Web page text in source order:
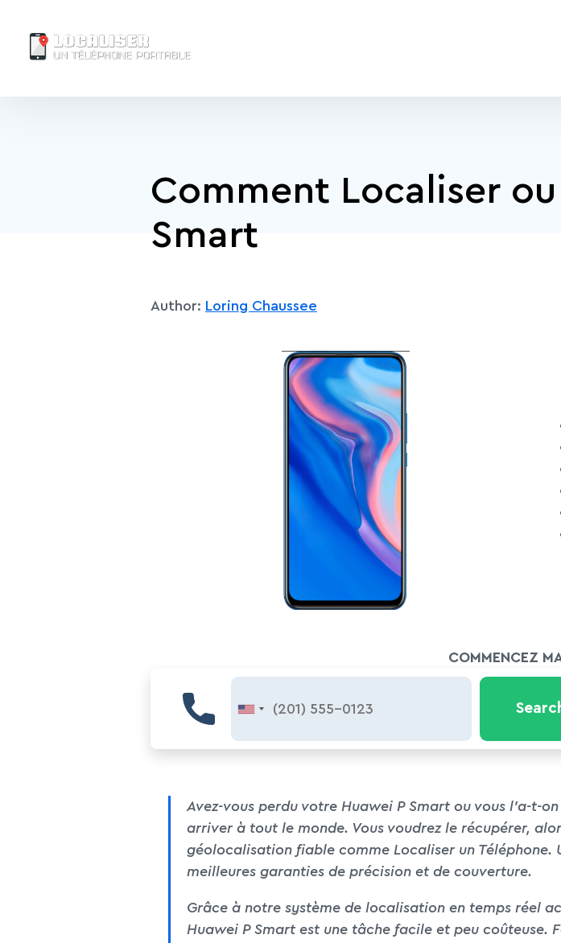
Comment Localiser
Smart
Author: Loring Chaussee
COMMENCEZ
Avez-vous perdu votre Huawei P Smart ou vous l’a-t-
arriver à tout le monde. Vous voudrez le récupérer,
géolocalisation fiable comme Localiser un
meilleures garanties de précision et de couverture.
Grâce à notre système de localisation en temps réel
Huawei P Smart est une tâche facile et peu coûteuse.